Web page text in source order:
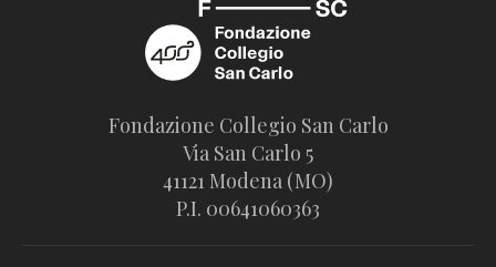
Fondazione Collegio San Carlo
Via San Carlo 5
41121 Modena (MO)
P.I. 00641060363